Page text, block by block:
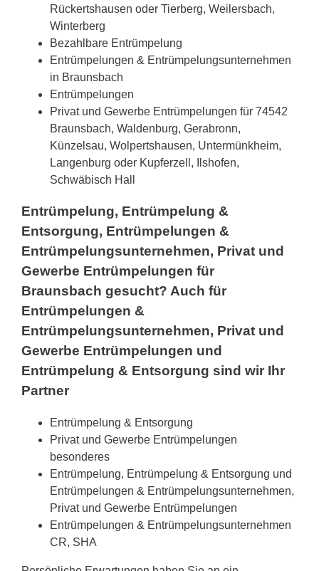
Rückertshausen oder Tierberg, Weilersbach,
Winterberg
Bezahlbare Entrümpelung
Entrümpelungen & Entrümpelungsunternehmen
in Braunsbach
Entrümpelungen
Privat und Gewerbe Entrümpelungen für 74542
Braunsbach, Waldenburg, Gerabronn,
Künzelsau, Wolpertshausen, Untermünkheim,
Langenburg oder Kupferzell, Ilshofen,
Schwäbisch Hall
Entrümpelung, Entrümpelung &
Entsorgung, Entrümpelungen &
Entrümpelungsunternehmen, Privat und
Gewerbe Entrümpelungen für
Braunsbach gesucht? Auch für
Entrümpelungen &
Entrümpelungsunternehmen, Privat und
Gewerbe Entrümpelungen und
Entrümpelung & Entsorgung sind wir Ihr
Partner
Entrümpelung & Entsorgung
Privat und Gewerbe Entrümpelungen
besonderes
Entrümpelung, Entrümpelung & Entsorgung und
Entrümpelungen & Entrümpelungsunternehmen,
Privat und Gewerbe Entrümpelungen
Entrümpelungen & Entrümpelungsunternehmen
CR, SHA